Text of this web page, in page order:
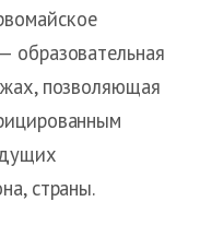
образовательная
позволяющая
страны.